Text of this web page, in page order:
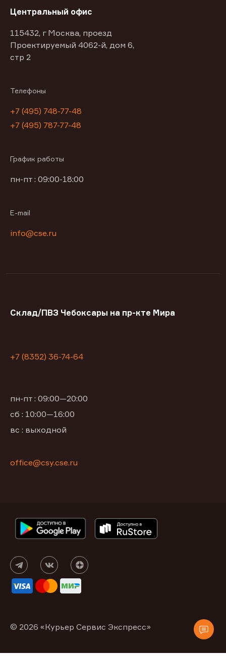
Центральный офис
115432, г Москва, проезд
Проектируемый 4062-й, дом 6,
стр 2
Телефоны
+7 (495) 748-77-48
+7 (495) 787-77-48
График работы
пн-пт : 09:00-18:00
E-mail
info@cse.ru
Склад/ПВЗ Чебоксары на пр-кте Мира
+7 (8352) 36-74-64
пн-пт : 09:00—20:00
сб : 10:00—16:00
вс : выходной
office@csy.cse.ru
© 2026 «Курьер Сервис Экспресс»